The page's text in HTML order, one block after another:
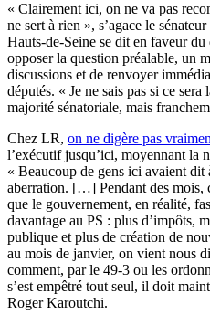
« Clairement ici, on ne va pas
ne sert à rien », s’agace le
Hauts-de-Seine se dit en faveur
opposer la question préalable, un
discussions et de renvoyer
députés. « Je ne sais pas si ce
majorité sénatoriale, mais
Chez LR, on ne digère pas
l’exécutif jusqu’ici, moyennant la
« Beaucoup de gens ici avaient dit
aberration. […] Pendant des mois,
que le gouvernement, en réalité,
davantage au PS : plus d’impôts,
publique et plus de création de
au mois de janvier, on vient nous
comment, par le 49-3 ou les
s’est empêtré tout seul, il doit
Roger Karoutchi.